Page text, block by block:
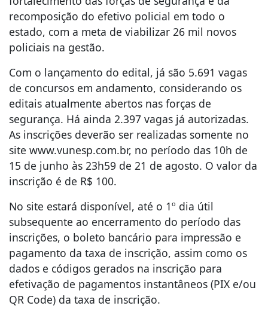
recomposição do efetivo policial em todo o
estado, com a meta de viabilizar 26 mil novos
policiais na gestão.
Com o lançamento do edital, já são 5.691 vagas
de concursos em andamento, considerando os
editais atualmente abertos nas forças de
segurança. Há ainda 2.397 vagas já autorizadas.
As inscrições deverão ser realizadas somente no
site www.vunesp.com.br, no período das 10h de
15 de junho às 23h59 de 21 de agosto. O valor da
inscrição é de R$ 100.
No site estará disponível, até o 1º dia útil
subsequente ao encerramento do período das
inscrições, o boleto bancário para impressão e
pagamento da taxa de inscrição, assim como os
dados e códigos gerados na inscrição para
efetivação de pagamentos instantâneos (PIX e/ou
QR Code) da taxa de inscrição.